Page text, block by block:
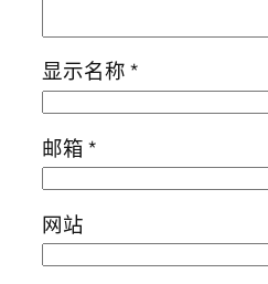
显示名称*
邮箱*
网站